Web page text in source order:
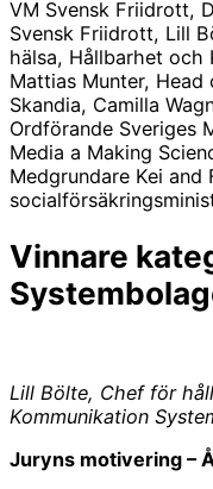
VM Svensk Friidrott,
Svensk Friidrott, Lill
hälsa, Hållbarhet och
Mattias Munter,
Skandia, Camilla
Ordförande Sveriges
Media a Making
Medgrundare Kei
Vinnare
Lill Bölte, Chef för
Kommunikation
Juryns motivering –